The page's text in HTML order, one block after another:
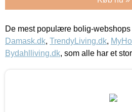
De mest populære bolig-
Damask.dk, TrendyLiving.dk,
Bydahlliving.dk, som alle har et